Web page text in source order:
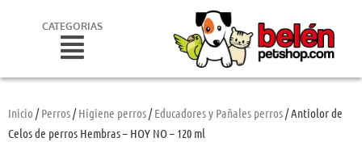
CATEGORIAS
Inicio /Perros/Higiene perros/Educadores y Pañales perros/ Antiolor de
Celos de perros Hembras – HOY NO – 120 ml